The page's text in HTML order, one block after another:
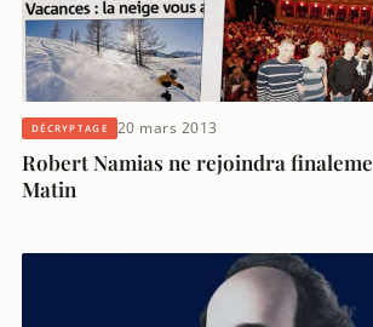
DÉCRYPTAGE 20 mars 2013
Robert Namias ne rejoindra
Matin